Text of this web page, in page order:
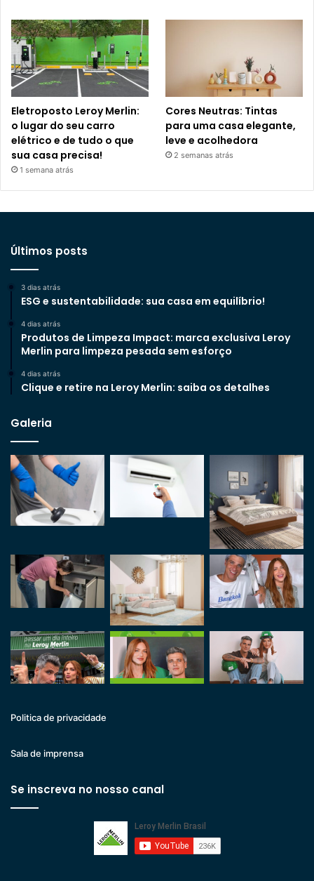
Eletroposto Leroy Merlin:
o lugar do seu carro
elétrico e de tudo o que
sua casa precisa!
1 semana atrás
Cores Neutras: Tintas
para uma casa elegante,
leve e acolhedora
2 semanas atrás
Últimos posts
3 dias atrás
ESG e sustentabilidade: sua casa em equilíbrio!
4 dias atrás
Produtos de Limpeza Impact: marca exclusiva Leroy
Merlin para limpeza pesada sem esforço
4 dias atrás
Clique e retire na Leroy Merlin: saiba os detalhes
Galeria
Politica de privacidade
Sala de imprensa
Se inscreva no nosso canal